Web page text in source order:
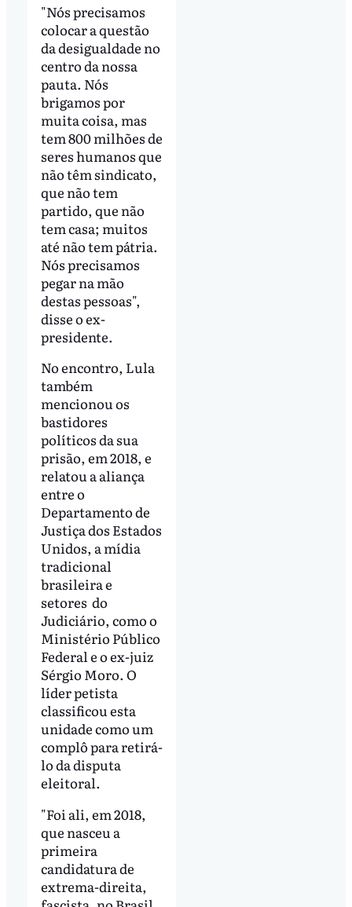
"Nós precisamos
colocar a questão
da desigualdade no
centro da nossa
pauta. Nós
brigamos por
muita coisa, mas
tem 800 milhões de
seres humanos que
não têm sindicato,
que não tem
partido, que não
tem casa; muitos
até não tem pátria.
Nós precisamos
pegar na mão
destas pessoas",
disse o ex-
presidente.
No encontro, Lula
também
mencionou os
bastidores
políticos da sua
prisão, em 2018, e
relatou a aliança
entre o
Departamento de
Justiça dos Estados
Unidos, a mídia
tradicional
brasileira e
setores do
Judiciário, como o
Ministério Público
Federal e o ex-juiz
Sérgio Moro. O
líder petista
classificou esta
unidade como um
complô para retirá-
lo da disputa
eleitoral.
"Foi ali, em 2018,
que nasceu a
primeira
candidatura de
extrema-direita,